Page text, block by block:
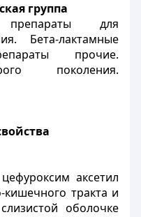
группа
препараты для
Бета-лактамные
прочие.
поколения.
аксетил
кишечного тракта и
оболочке